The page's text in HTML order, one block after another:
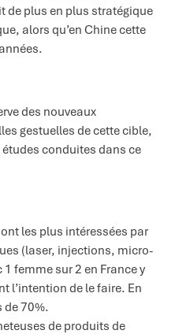
de plus en plus stratégique
alors qu’en Chine cette
des nouveaux
gestuelles de cette cible,
conduites dans ce
les plus intéressées par
(laser, injections, micro-
femme sur 2 en France y
l’intention de le faire. En
de 70%.
de produits de